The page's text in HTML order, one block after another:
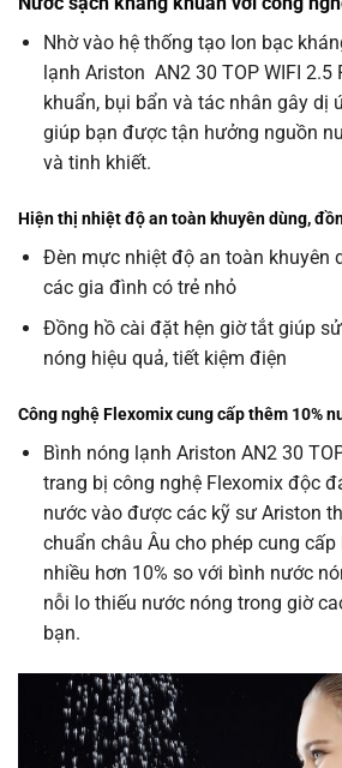
Nhờ vào hệ thống tạo Ion bạc
lạnh Ariston AN2 30 TOP WIFI 2.5
khuẩn, bụi bẩn và tác nhân gây dị
giúp bạn được tận hưởng nguồn
và tinh khiết.
Hiện thị nhiệt độ an toàn khuyên dùng,
Đèn mực nhiệt độ an toàn khuyên
các gia đình có trẻ nhỏ
Đồng hồ cài đặt hện giờ tắt giúp
nóng hiệu quả, tiết kiệm điện
Công nghệ Flexomix cung cấp thêm 10%
Bình nóng lạnh Ariston AN2 30
trang bị công nghệ Flexomix độc
nước vào được các kỹ sư Ariston
chuẩn châu Âu cho phép cung
nhiều hơn 10% so với bình nước
nỗi lo thiếu nước nóng trong giờ
bạn.